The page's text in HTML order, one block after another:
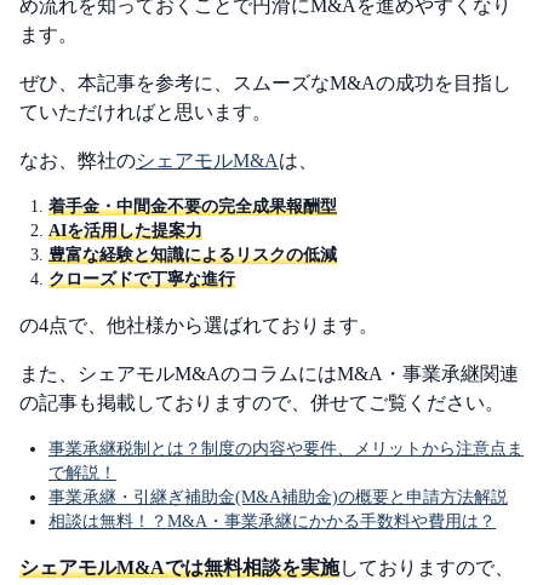
め流れを知っておくことで円滑にM&Aを進めやすくなり
ます。
ぜひ、本記事を参考に、スムーズなM&Aの成功を目指し
ていただければと思います。
なお、弊社のシェアモルM&Aは、
着手金・中間金不要の完全成果報酬型
AIを活用した提案力
豊富な経験と知識によるリスクの低減
クローズドで丁寧な進行
の4点で、他社様から選ばれております。
また、シェアモルM&AのコラムにはM&A・事業承継関連
の記事も掲載しておりますので、併せてご覧ください。
事業承継税制とは？制度の内容や要件、メリットから注意点ま
で解説！
事業承継・引継ぎ補助金(M&A補助金)の概要と申請方法解説
相談は無料！？M&A・事業承継にかかる手数料や費用は？
シェアモルM&Aでは無料相談を実施しておりますので、